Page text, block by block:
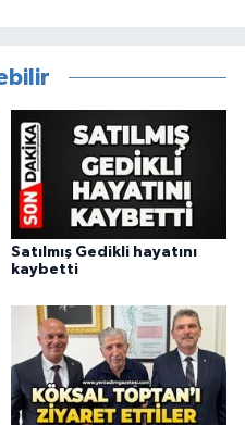
Satılmış Gedikli hayatını
kaybetti